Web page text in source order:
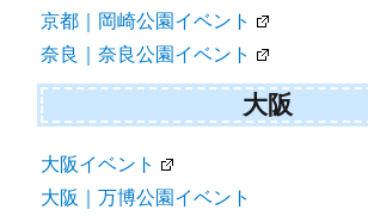
京都｜岡崎公園イベント
奈良｜奈良公園イベント
大阪
大阪イベント
大阪｜万博公園イベント